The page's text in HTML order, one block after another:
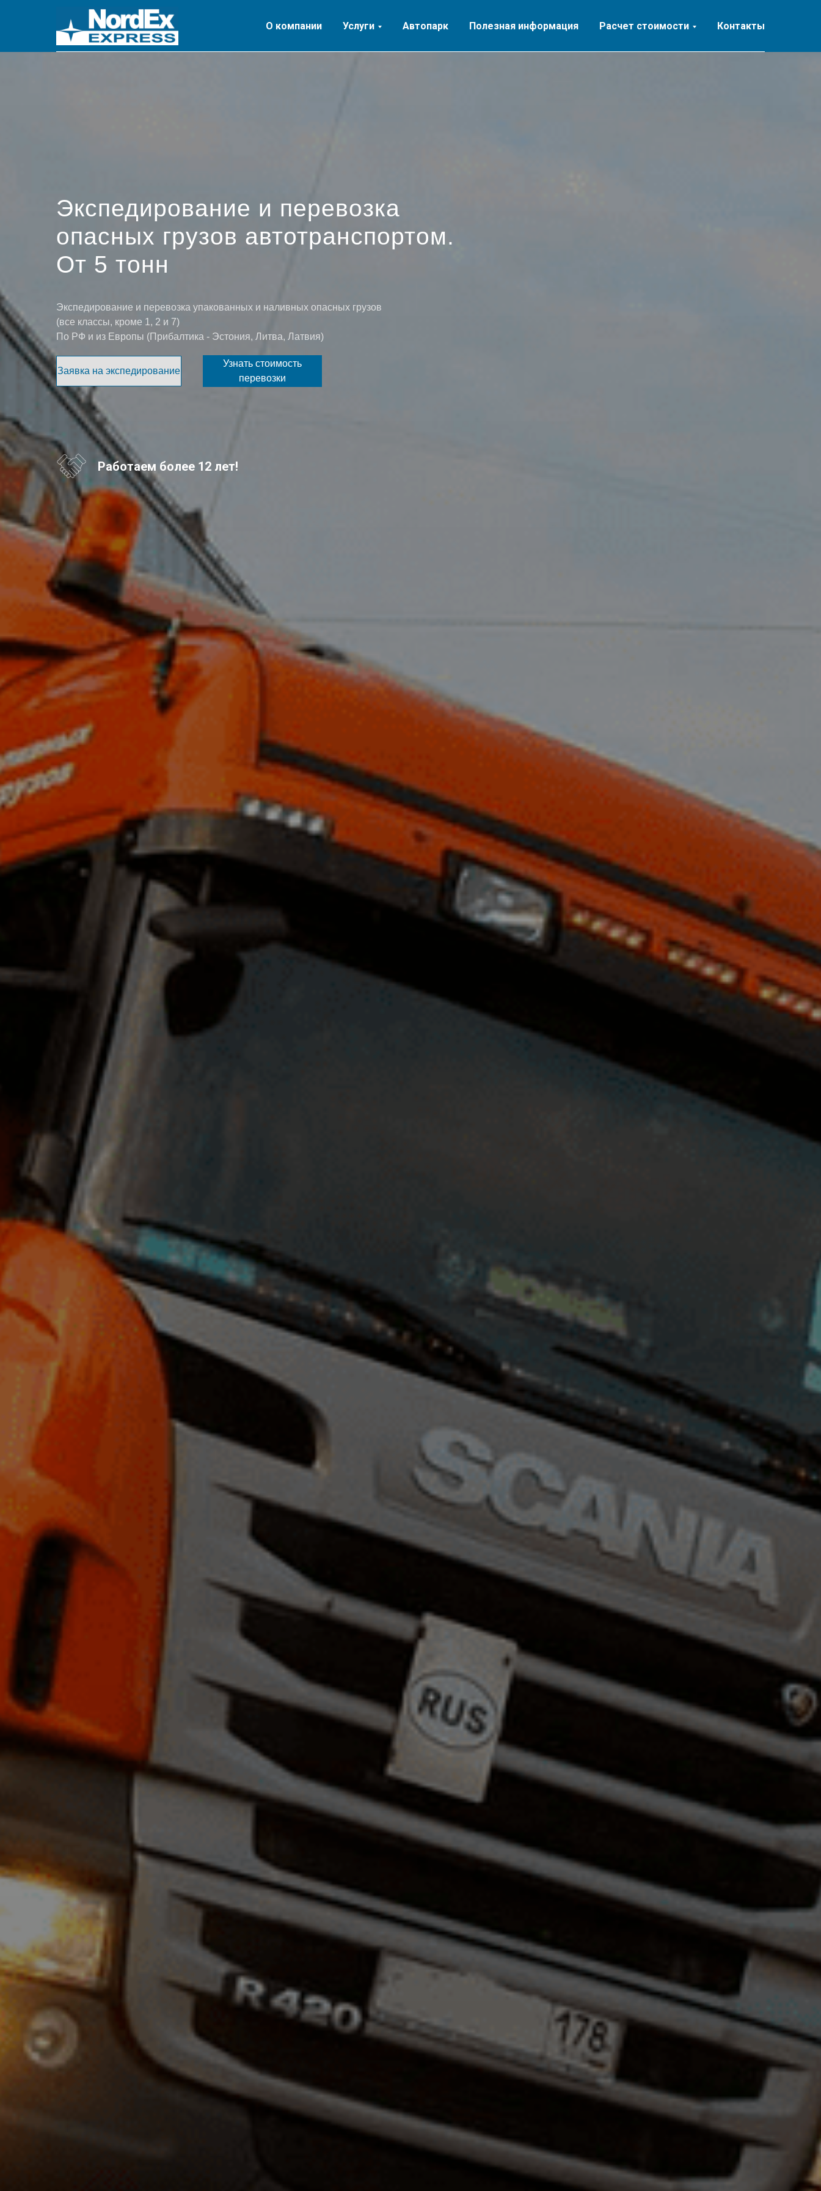
О компании Услуги Автопарк Полезная информация Расчет стоимости Контакты
Экспедирование и перевозка
опасных грузов автотранспортом.
От 5 тонн
Экспедирование и перевозка упакованных и наливных опасных грузов
(все классы, кроме 1, 2 и 7)
По РФ и из Европы (Прибалтика - Эстония, Литва, Латвия)
Узнать стоимость
перевозки
Заявка на экспедирование
Работаем более 12 лет!